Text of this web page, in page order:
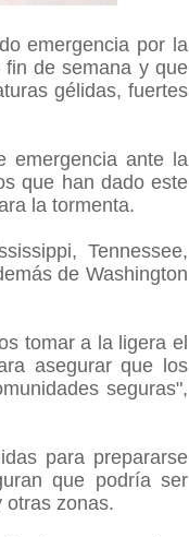
emergencia por la
de semana y que
gélidas, fuertes
emergencia ante la
que han dado este
la tormenta.
Tennessee,
de Washington
tomar a la ligera el
asegurar que los
seguras",
para prepararse
que podría ser
otras zonas.